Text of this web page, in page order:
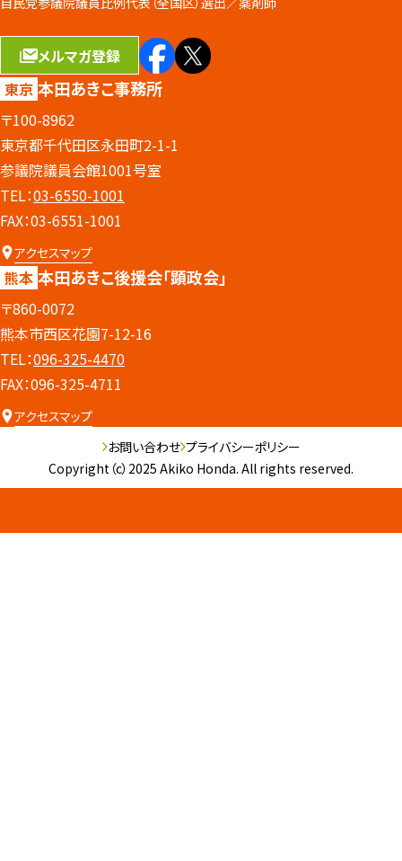
メルマガ登録
東京 本田あきこ事務所
〒100-8962
東京都千代田区永田町2-1-1
参議院議員会館1001号室
TEL：03-6550-1001
FAX：03-6551-1001
アクセスマップ
熊本 本田あきこ後援会「顕政会」
〒860-0072
熊本市西区花園7-12-16
TEL：096-325-4470
FAX：096-325-4711
アクセスマップ
お問い合わせ プライバシーポリシー
Copyright（c）2025 Akiko Honda. All rights reserved.